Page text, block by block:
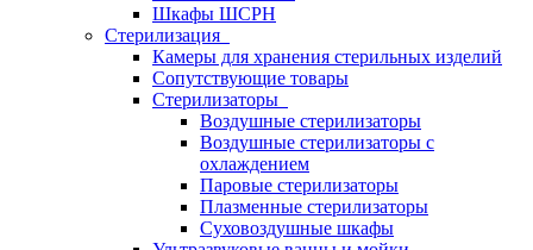
Шкафы ШСРН
Стерилизация
Камеры для хранения стерильных изделий
Сопутствующие товары
Стерилизаторы
Воздушные стерилизаторы
Воздушные стерилизаторы с
охлаждением
Паровые стерилизаторы
Плазменные стерилизаторы
Суховоздушные шкафы